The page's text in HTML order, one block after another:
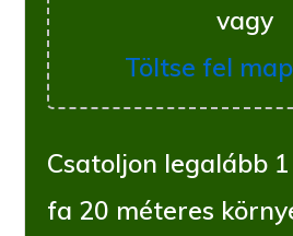
vagy
Töltse fel
Csatoljon legalább
fa 20 méteres